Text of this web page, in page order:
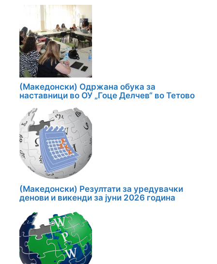
(Македонски) Одржана обука за
наставници во ОУ „Гоце Делчев“ во Тетово
(Македонски) Резултати за уредувачки
денови и викенди за јуни 2026 година